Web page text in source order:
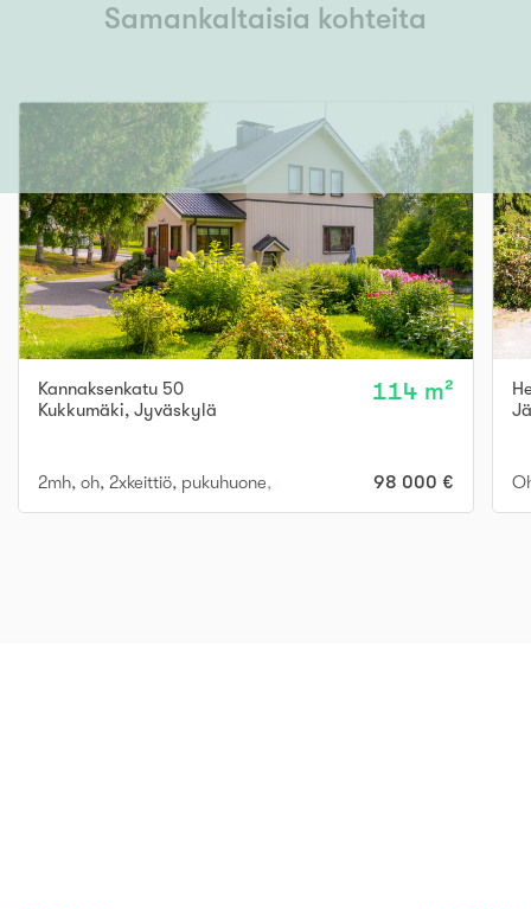
Samankaltaisia kohteita
Kannaksenkatu 50
Kukkumäki, Jyväskylä
114 m²
2mh, oh, 2xkeittiö, pukuhuone, askarteluhuone, kph, sauna, 3
98 000 €